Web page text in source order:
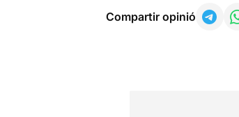
Compartir opinió